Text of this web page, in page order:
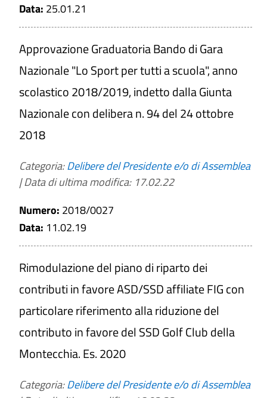
Data: 25.01.21
Approvazione Graduatoria Bando di Gara
Nazionale "Lo Sport per tutti a scuola", anno
scolastico 2018/2019, indetto dalla Giunta
Nazionale con delibera n. 94 del 24 ottobre
2018
Categoria:Delibere del Presidente e/o di Assemblea
|Data di ultima modifica: 17.02.22
Numero: 2018/0027
Data: 11.02.19
Rimodulazione del piano di riparto dei
contributi in favore ASD/SSD affiliate FIG con
particolare riferimento alla riduzione del
contributo in favore del SSD Golf Club della
Montecchia. Es. 2020
Categoria:Delibere del Presidente e/o di Assemblea